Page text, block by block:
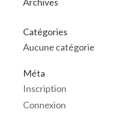
Catégories
Aucune catégorie
Méta
Inscription
Connexion